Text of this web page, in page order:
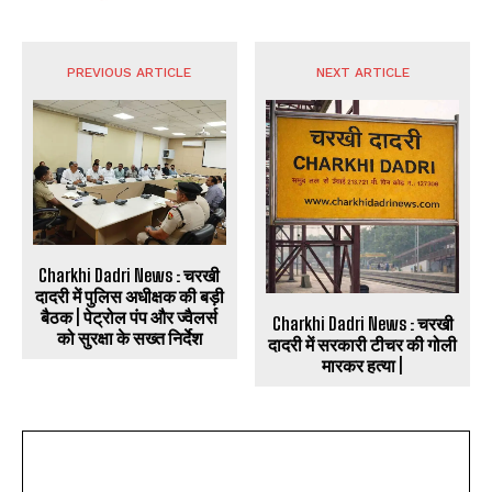
PREVIOUS ARTICLE
Charkhi Dadri News : चरखी
दादरी में पुलिस अधीक्षक की बड़ी
बैठक | पेट्रोल पंप और ज्वैलर्स
को सुरक्षा के सख्त निर्देश
NEXT ARTICLE
Charkhi Dadri News : चरखी
दादरी में सरकारी टीचर की गोली
मारकर हत्या |